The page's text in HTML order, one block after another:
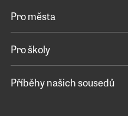
Pro města
Pro školy
Příběhy našich sousedů